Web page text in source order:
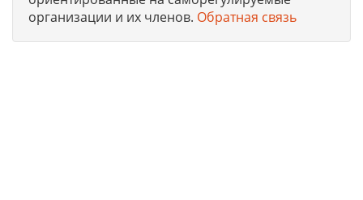
организации и их членов. Обратная связь